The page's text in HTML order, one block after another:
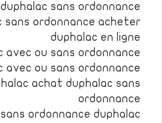
duphalac sans ordonnance
sans ordonnance acheter
duphalac en ligne
avec ou sans ordonnance
avec ou sans ordonnance
achat duphalac sans
ordonnance
ordonnance duphalac